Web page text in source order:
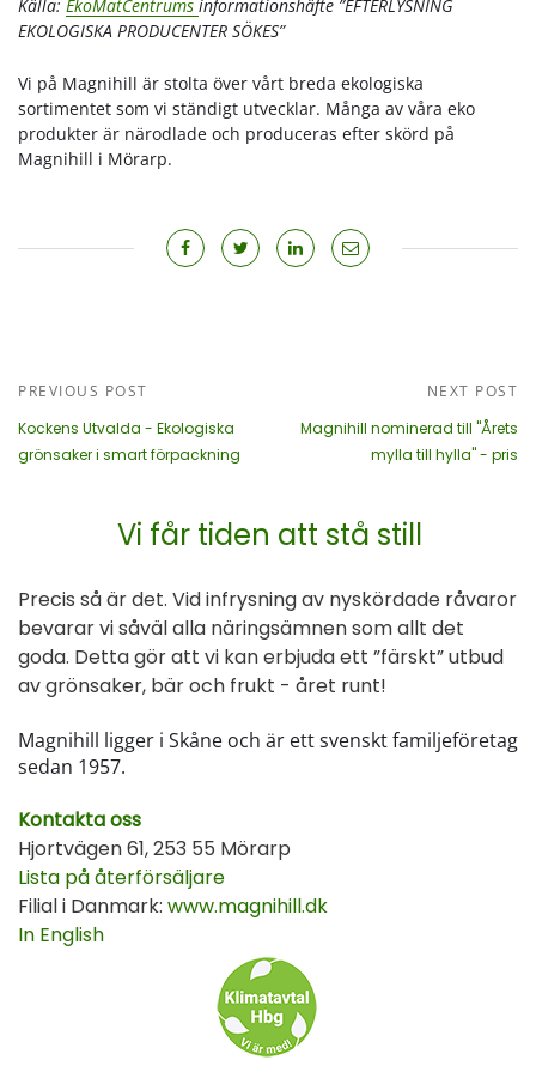
Källa: EkoMatCentrums informationshäfte ”EFTERLYSNING
EKOLOGISKA PRODUCENTER SÖKES”
Vi på Magnihill är stolta över vårt breda ekologiska
sortimentet som vi ständigt utvecklar. Många av våra eko
produkter är närodlade och produceras efter skörd på
Magnihill i Mörarp.
PREVIOUS POST
Kockens Utvalda - Ekologiska
grönsaker i smart förpackning
NEXT POST
Magnihill nominerad till "Årets
mylla till hylla" - pris
Vi får tiden att stå still
Precis så är det. Vid infrysning av nyskördade råvaror
bevarar vi såväl alla näringsämnen som allt det
goda. Detta gör att vi kan erbjuda ett ”färskt” utbud
av grönsaker, bär och frukt - året runt!
Magnihill ligger i Skåne och är ett svenskt familjeföretag
sedan 1957.
Kontakta oss
Hjortvägen 61, 253 55 Mörarp
Lista på återförsäljare
Filial i Danmark: www.magnihill.dk
In English